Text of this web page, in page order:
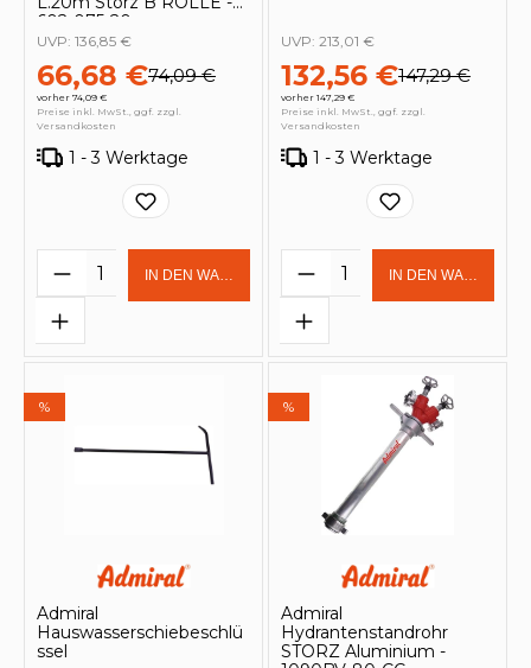
602-075-20
66,68 €74,09 €
vorher 74,09 €
UVP: 136,85 €
Preise inkl. MwSt., ggf. zzgl.
Versandkosten
1 - 3 Werktage
Produkt Anzahl: Gib den
IN DEN WARENKORB
132,56 €147,29 €
vorher 147,29 €
UVP: 213,01 €
Preise inkl. MwSt., ggf. zzgl.
Versandkosten
1 - 3 Werktage
Produkt Anzahl:
IN DEN
%
Admiral
Hauswasserschiebeschlü
ssel
%
Admiral
Hydrantenstandrohr
STORZ Aluminium -